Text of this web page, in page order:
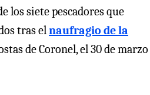
los siete pescadores que
tras elnaufragio de la
de Coronel, el 30 de marzo